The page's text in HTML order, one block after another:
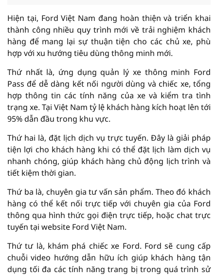
Hiện tại, Ford Việt Nam đang hoàn thiện và triển khai
thành công nhiều quy trình mới về trải nghiệm khách
hàng để mang lại sự thuận tiện cho các chủ xe, phù
hợp với xu hướng tiêu dùng thông minh mới.
Thứ nhất là, ứng dụng quản lý xe thông minh Ford
Pass để dễ dàng kết nối người dùng và chiếc xe, tổng
hợp thông tin các tính năng của xe và kiểm tra tình
trạng xe. Tại Việt Nam tỷ lệ khách hàng kích hoạt lên tới
95% dẫn đầu trong khu vực.
Thứ hai là, đặt lịch dịch vụ trực tuyến. Đây là giải pháp
tiện lợi cho khách hàng khi có thể đặt lịch làm dịch vụ
nhanh chóng, giúp khách hàng chủ động lịch trình và
tiết kiệm thời gian.
Thứ ba là, chuyên gia tư vấn sản phẩm. Theo đó khách
hàng có thể kết nối trực tiếp với chuyên gia của Ford
thông qua hình thức gọi điện trực tiếp, hoặc chat trực
tuyến tại website Ford Việt Nam.
Thứ tư là, khám phá chiếc xe Ford. Ford sẽ cung cấp
chuỗi video hướng dẫn hữu ích giúp khách hàng tận
dụng tối đa các tính năng trang bị trong quá trình sử